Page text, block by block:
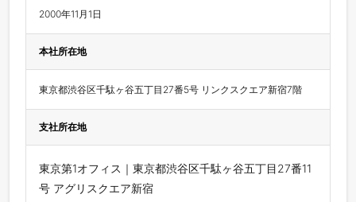
2000年11月1日
本社所在地
東京都渋谷区千駄ヶ谷五丁目27番5号 リンクスクエア新宿7階
支社所在地
東京第1オフィス｜東京都渋谷区千駄ヶ谷五丁目27番11
号 アグリスクエア新宿